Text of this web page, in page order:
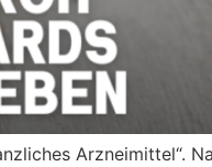
Arzneimittel“.